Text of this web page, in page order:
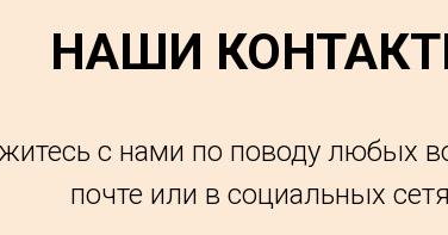
НАШИ
с нами по поводу любых
почте или в социальных